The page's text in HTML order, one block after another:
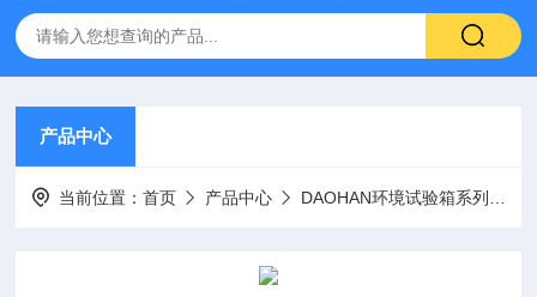
产品中心
当前位置：首页 产品中心 DAOHAN环境试验箱系列